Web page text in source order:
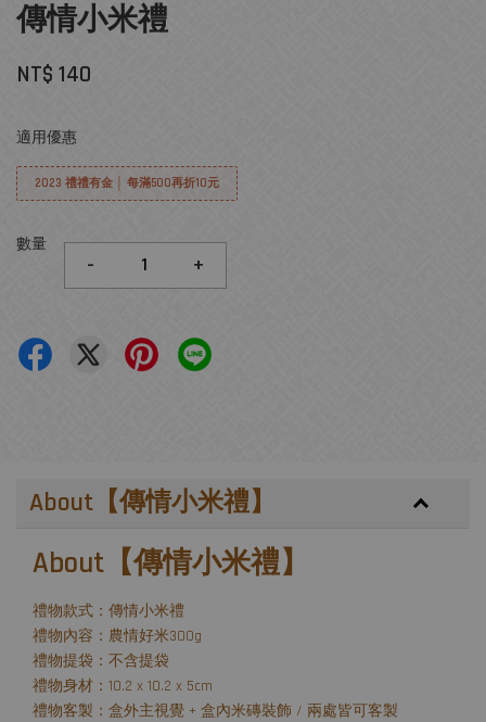
傳情小米禮
NT$ 140
適用優惠
2023 禮禮有金 │ 每滿500再折10元
數量
- +
About【傳情小米禮】
About【傳情小米禮】
禮物款式：傳情小米禮
禮物內容：農情好米300g
禮物提袋：不含提袋
禮物身材：10.2 x 10.2 x 5cm
禮物客製：盒外主視覺 + 盒內米磚裝飾 / 兩處皆可客製